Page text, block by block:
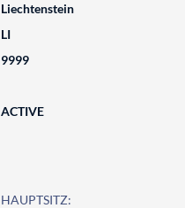
Liechtenstein
LI
9999
ACTIVE
HAUPTSITZ: